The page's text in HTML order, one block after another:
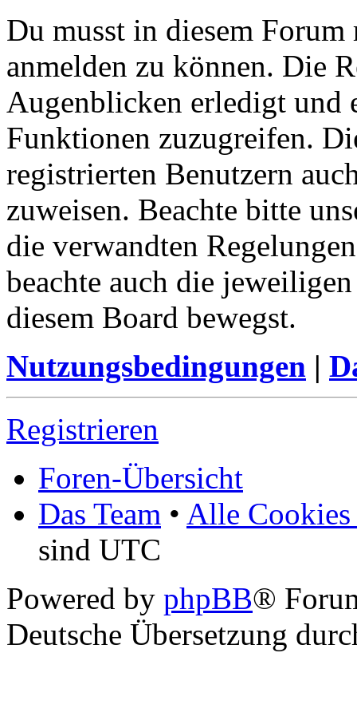
Du musst in diesem
anmelden zu können. Die
Augenblicken erledigt und
Funktionen zuzugreifen.
registrierten Benutzern
zuweisen. Beachte bitte
die verwandten
beachte auch die
diesem Board bewegst.
Nutzungsbedingungen |
Registrieren
Foren-Übersicht
Das Team • Alle Cookies
sind UTC
Powered by phpBB®
Deutsche Übersetzung